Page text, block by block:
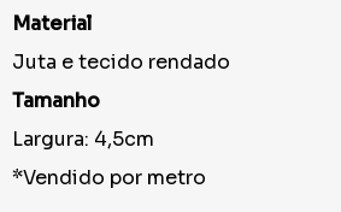
Material
Juta e tecido rendado
Tamanho
Largura: 4,5cm
*Vendido por metro